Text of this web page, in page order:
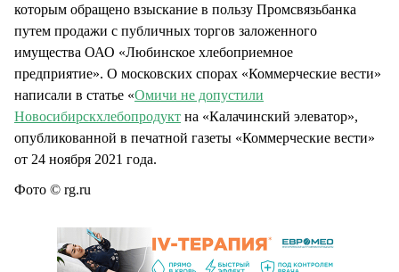
которым обращено взыскание в пользу Промсвязьбанка
путем продажи с публичных торгов заложенного
имущества ОАО «Любинское хлебоприемное
предприятие». О московских спорах «Коммерческие вести»
написали в статье «Омичи не допустили
Новосибирскхлебопродукт на «Калачинский элеватор»,
опубликованной в печатной газеты «Коммерческие вести»
от 24 ноября 2021 года.
Фото © rg.ru